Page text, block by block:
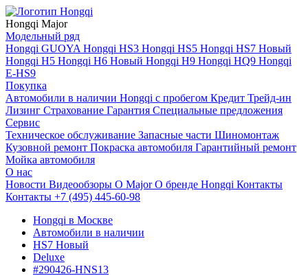
Hongqi Major
Модельный ряд
Hongqi GUOYA Hongqi HS3 Hongqi HS5 Hongqi HS7 Новый
Hongqi H5 Hongqi H6 Новый Hongqi H9 Hongqi HQ9 Hongqi
E-HS9
Покупка
Автомобили в наличии Hongqi с пробегом Кредит Трейд-ин
Лизинг Страхование Гарантия Специальные предложения
Сервис
Техническое обслуживание Запасные части Шиномонтаж
Кузовной ремонт Покраска автомобиля Гарантийный ремонт
Мойка автомобиля
О нас
Новости Видеообзоры О MajorО бренде Hongqi Контакты
Контакты +7 (495) 445-60-98
Hongqi в Москве
Автомобили в наличии
HS7 Новый
Deluxe
#290426-HNS13